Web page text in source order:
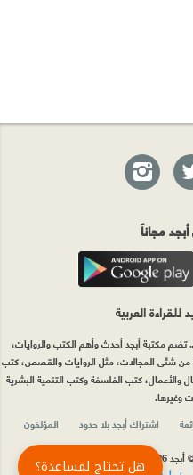
مجاناً
العربية
تضم مكتبة أبجد أحدث وأهم الكتب والروايات،
من شتّى المجالات، مثل الروايات والقصص، كتب
والأعمال، كتب الفلسفة وكتب التنمية البشرية
وغيرها.
اشتراك أبجد بلا حدود
المؤلفون
2026
هل تحتاج لمساعدة؟